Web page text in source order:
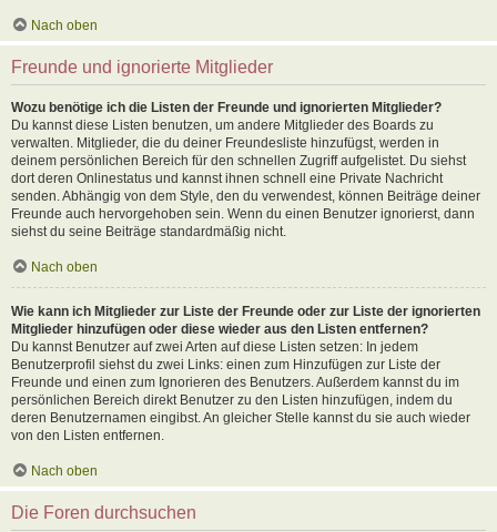
Nach oben
Freunde und ignorierte Mitglieder
Wozu benötige ich die Listen der Freunde und ignorierten Mitglieder?
Du kannst diese Listen benutzen, um andere Mitglieder des Boards zu
verwalten. Mitglieder, die du deiner Freundesliste hinzufügst, werden in
deinem persönlichen Bereich für den schnellen Zugriff aufgelistet. Du siehst
dort deren Onlinestatus und kannst ihnen schnell eine Private Nachricht
senden. Abhängig von dem Style, den du verwendest, können Beiträge deiner
Freunde auch hervorgehoben sein. Wenn du einen Benutzer ignorierst, dann
siehst du seine Beiträge standardmäßig nicht.
Nach oben
Wie kann ich Mitglieder zur Liste der Freunde oder zur Liste der ignorierten
Mitglieder hinzufügen oder diese wieder aus den Listen entfernen?
Du kannst Benutzer auf zwei Arten auf diese Listen setzen: In jedem
Benutzerprofil siehst du zwei Links: einen zum Hinzufügen zur Liste der
Freunde und einen zum Ignorieren des Benutzers. Außerdem kannst du im
persönlichen Bereich direkt Benutzer zu den Listen hinzufügen, indem du
deren Benutzernamen eingibst. An gleicher Stelle kannst du sie auch wieder
von den Listen entfernen.
Nach oben
Die Foren durchsuchen